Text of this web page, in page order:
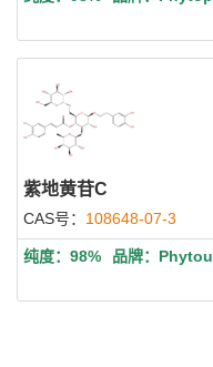
紫地黄苷C
CAS号： 108648-07-3
纯度：98% 品牌：